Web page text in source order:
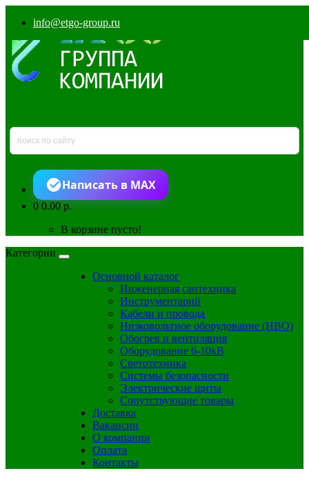
info@etgo-group.ru
Написать в MAX
00.00 р.
В корзине пусто!
Категории
Основной каталог
Инженерная сантехника
Инструментарий
Кабели и провода
Низковольтное оборудование (НВО)
Обогрев и вентиляция
Оборудование 6-10кВ
Светотехника
Системы безопасности
Электрические щиты
Сопутствующие товары
Доставка
Вакансии
О компании
Оплата
Контакты